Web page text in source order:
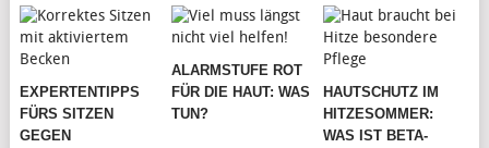
EXPERTENTIPPS
FÜRS SITZEN
GEGEN
ALARMSTUFE ROT
FÜR DIE HAUT: WAS
TUN?
HAUTSCHUTZ IM
HITZESOMMER:
WAS IST BETA-